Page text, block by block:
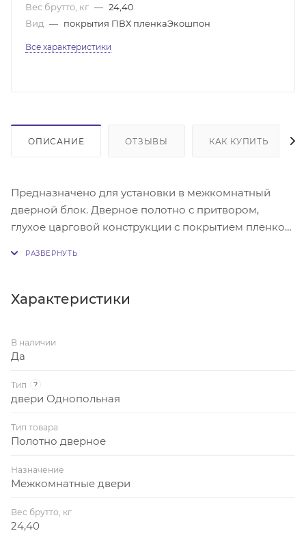
Вес брутто, кг — 24,40
Вид — покрытия ПВХ пленкаЭкошпон
Все характеристики
ОПИСАНИЕ ОТЗЫВЫ КАК КУПИТЬ
Предназначено для установки в межкомнатный
дверной блок. Дверное полотно с притвором,
глухое царговой конструкции с покрытием пленкой
Характеристики
В наличии
Да
Тип ?
двери Однопольная
Тип товара
Полотно дверное
Назначение
Межкомнатные двери
Вес брутто, кг
24,40